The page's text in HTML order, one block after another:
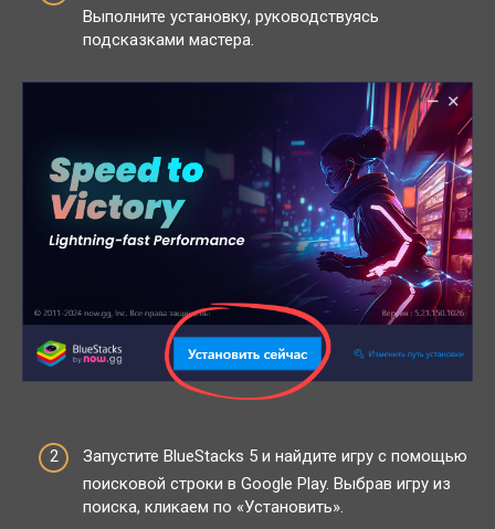
Выполните установку, руководствуясь
подсказками мастера.
Запустите BlueStacks 5 и найдите игру с помощью
поисковой строки в Google Play. Выбрав игру из
поиска, кликаем по «Установить».